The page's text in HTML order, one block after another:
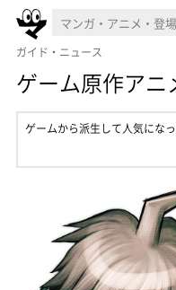
ガイド・ニュース
ゲーム原作アニ
ゲームから派生して人気にな